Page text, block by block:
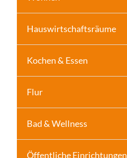
Hauswirtschaftsräume
Kochen & Essen
Flur
Bad & Wellness
Öffentliche Einrichtungen